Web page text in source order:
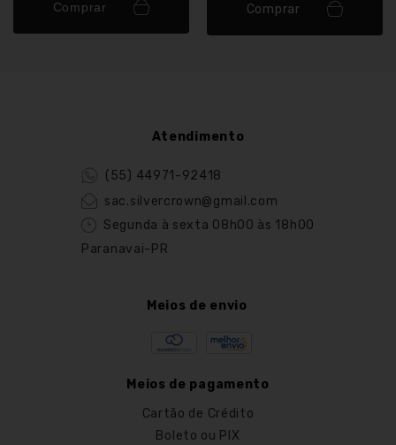
Comprar Comprar
Atendimento
(55) 44971-92418
sac.silvercrown@gmail.com
Segunda à sexta 08h00 às 18h00
Paranavai-PR
Meios de envio
Meios de pagamento
Cartão de Crédito
Boleto ou PIX